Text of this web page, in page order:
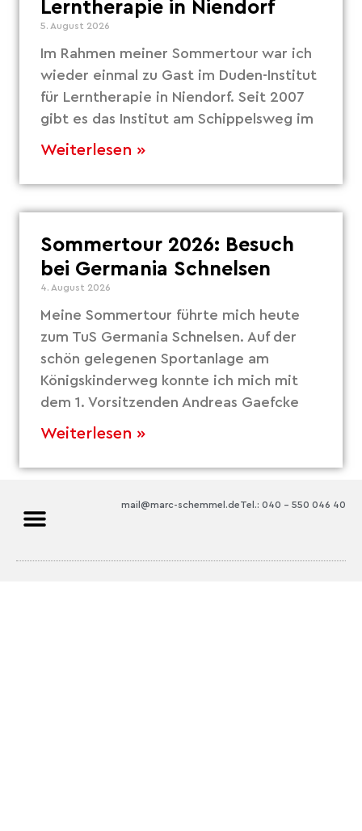
Lerntherapie in Niendorf
5. August 2026
Im Rahmen meiner Sommertour war ich
wieder einmal zu Gast im Duden-Institut
für Lerntherapie in Niendorf. Seit 2007
gibt es das Institut am Schippelsweg im
Weiterlesen »
Sommertour 2026: Besuch
bei Germania Schnelsen
4. August 2026
Meine Sommertour führte mich heute
zum TuS Germania Schnelsen. Auf der
schön gelegenen Sportanlage am
Königskinderweg konnte ich mich mit
dem 1. Vorsitzenden Andreas Gaefcke
Weiterlesen »
Tel.: 040 – 550 046 40
mail@marc-schemmel.de